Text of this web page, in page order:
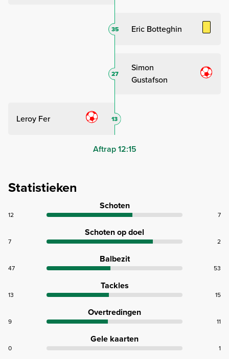
Eric Botteghin
35
Simon
Gustafson
27
Leroy Fer 13
Aftrap 12:15
Statistieken
Schoten
12 7
Schoten op doel
7 2
Balbezit
47 53
Tackles
13 15
Overtredingen
9 11
Gele kaarten
0 1